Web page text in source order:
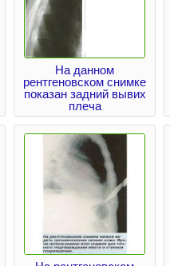
На данном
рентгеновском снимке
показан задний вывих
плеча